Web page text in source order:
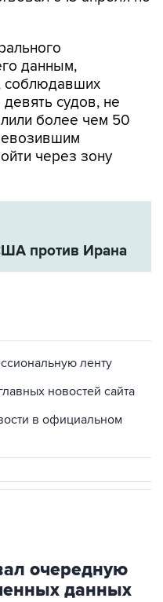
судов, не
более чем 50
через зону
против Ирана
новостей сайта
в официальном
очередную
данных